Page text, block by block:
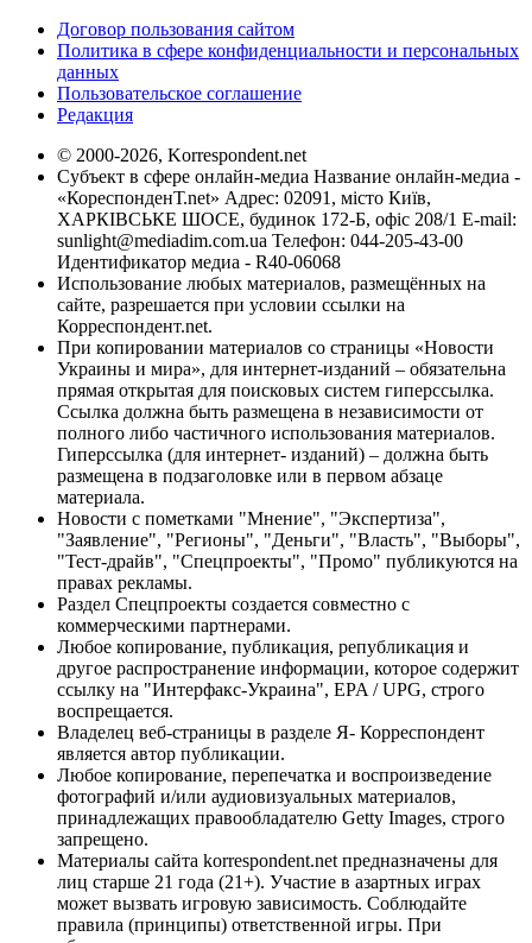
Договор пользования сайтом
Политика в сфере конфиденциальности и персональных
данных
Пользовательское соглашение
Редакция
© 2000-2026, Korrespondent.net
Субъект в сфере онлайн-медиа Название онлайн-медиа -
«КореспонденТ.net» Адрес: 02091, місто Київ,
ХАРКІВСЬКЕ ШОСЕ, будинок 172-Б, офіс 208/1 E-mail:
sunlight@mediadim.com.ua Телефон: 044-205-43-00
Идентификатор медиа - R40-06068
Использование любых материалов, размещённых на
сайте, разрешается при условии ссылки на
Корреспондент.net.
При копировании материалов со страницы «Новости
Украины и мира», для интернет-изданий – обязательна
прямая открытая для поисковых систем гиперссылка.
Ссылка должна быть размещена в независимости от
полного либо частичного использования материалов.
Гиперссылка (для интернет- изданий) – должна быть
размещена в подзаголовке или в первом абзаце
материала.
Новости с пометками "Мнение", "Экспертиза",
"Заявление", "Регионы", "Деньги", "Власть", "Выборы",
"Тест-драйв", "Спецпроекты", "Промо" публикуются на
правах рекламы.
Раздел Спецпроекты создается совместно с
коммерческими партнерами.
Любое копирование, публикация, републикация и
другое распространение информации, которое содержит
ссылку на "Интерфакс-Украина", EPA / UPG, строго
воспрещается.
Владелец веб-страницы в разделе Я- Корреспондент
является автор публикации.
Любое копирование, перепечатка и воспроизведение
фотографий и/или аудиовизуальных материалов,
принадлежащих правообладателю Getty Images, строго
запрещено.
Материалы сайта korrespondent.net предназначены для
лиц старше 21 года (21+). Участие в азартных играх
может вызвать игровую зависимость. Соблюдайте
правила (принципы) ответственной игры. При